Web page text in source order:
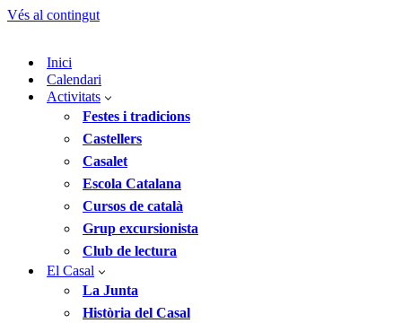
Vés al contingut
Inici
Calendari
Activitats
Festes i tradicions
Castellers
Casalet
Escola Catalana
Cursos de català
Grup excursionista
Club de lectura
El Casal
La Junta
Història del Casal